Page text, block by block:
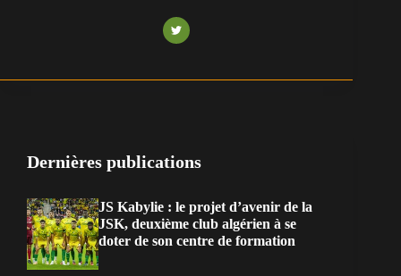
Dernières publications
JS Kabylie : le projet d’avenir de la
JSK, deuxième club algérien à se
doter de son centre de formation